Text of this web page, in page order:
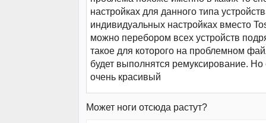
настройках для данного типа
индивидуальных настройках вместо
можно перебором всех устройств
такое для которого на проблемном
будет выполнятся ремуксирование.
очень красивый
Может ноги отсюда растут?